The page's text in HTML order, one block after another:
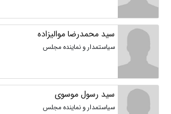
سید محمدرضا موالیزاده
سیاستمدار و نماینده مجلس
سید رسول موسوی
سیاستمدار و نماینده مجلس